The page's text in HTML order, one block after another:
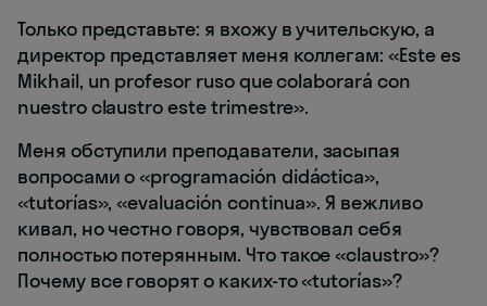
Только представьте: я вхожу в учительскую, а
директор представляет меня коллегам: «Este es
Mikhail, un profesor ruso que colaborará con
nuestro claustro este trimestre».
Меня обступили преподаватели, засыпая
вопросами о «programación didáctica»,
«tutorías», «evaluación continua». Я вежливо
кивал, но честно говоря, чувствовал себя
полностью потерянным. Что такое «claustro»?
Почему все говорят о каких-то «tutorías»?